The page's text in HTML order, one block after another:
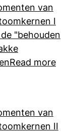
van
I
"behouden
Read more
van
II